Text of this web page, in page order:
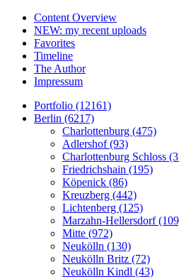
Content Overview
NEW: my recent uploads
Favorites
Timeline
The Author
Impressum
Portfolio (12161)
Berlin (6217)
Charlottenburg (475)
Adlershof (93)
Charlottenburg Schloss
Friedrichshain (195)
Köpenick (86)
Kreuzberg (442)
Lichtenberg (125)
Marzahn-Hellersdorf
Mitte (972)
Neukölln (130)
Neukölln Britz (72)
Neukölln Kindl (43)